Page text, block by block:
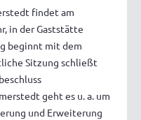
findet am
in der Gaststätte
beginnt mit dem
Sitzung schließt
geht es u. a. um
und Erweiterung